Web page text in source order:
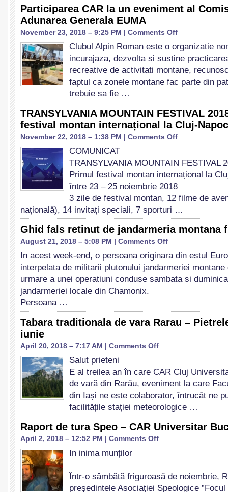
LEGATE
AVENTURĂ
EXPLORARE
Participarea CAR la un eveniment al
Adunarea Generala EUMA
November 23, 2018 – 9:25 PM | Comments Offon
CAR
la
al
Europene
si
Adunarea
Generala
Clubul Alpin Roman este o organizatie
incurajaza, dezvolta si sustine
recreative de activitati montane,
faptul ca zonele montane fac parte din
trebuie sa fie …
TRANSYLVANIA MOUNTAIN FESTIVAL
festival montan internațional la Cluj-
November 22, 2018 – 1:38 PM | Comments Offon
FESTIVAL
2018
Primul
festival
internațional
la
COMUNICAT
TRANSYLVANIA MOUNTAIN FESTIVAL
Primul festival montan internațional la
între 23 – 25 noiembrie 2018
3 zile de festival montan, 12 filme de
națională), 14 invitați speciali, 7 sporturi …
Ghid fals retinut de jandarmeria montana
August 21, 2018 – 5:08 PM | Comments Offon
fals
retinut
In acest week-end, o persoana originara din estul
interpelata de militarii plutonului jandarmeriei
urmare a unei operatiuni conduse sambata si
jandarmeriei locale din Chamonix.
Persoana …
Tabara traditionala de vara Rarau –
iunie
April 20, 2018 – 7:17 AM | Comments Offon
de
vara
–
Pietrele
Doamnei
14-
17
Salut prieteni
E al treilea an în care CAR Cluj
de vară din Rarău, eveniment la care
din Iași ne este colaborator, întrucât ne
facilitățile stației meteorologice …
Raport de tura Speo – CAR Universitar
April 2, 2018 – 12:52 PM | Comments Offon
Speo
In inima munților
Într-o sâmbătă friguroasă de noiembrie,
președintele Asociației Speologice